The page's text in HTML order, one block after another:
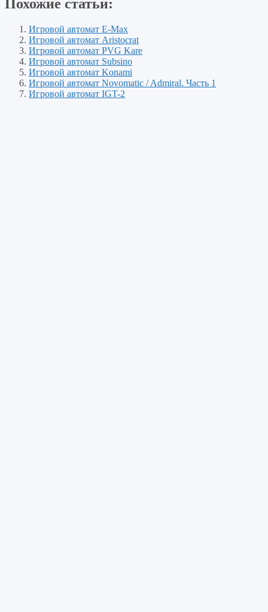
Похожие статьи:
Игровой автомат E-Max
Игровой автомат Aristocrat
Игровой автомат PVG Kare
Игровой автомат Subsino
Игровой автомат Konami
Игровой автомат Novomatic / Admiral. Часть 1
Игровой автомат IGT-2